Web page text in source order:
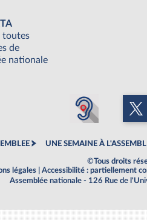
toutes
de
nationale
UNE SEMAINE À
©Tous droits
légales
Accessibilité : partiellement
Assemblée nationale - 126 Rue de